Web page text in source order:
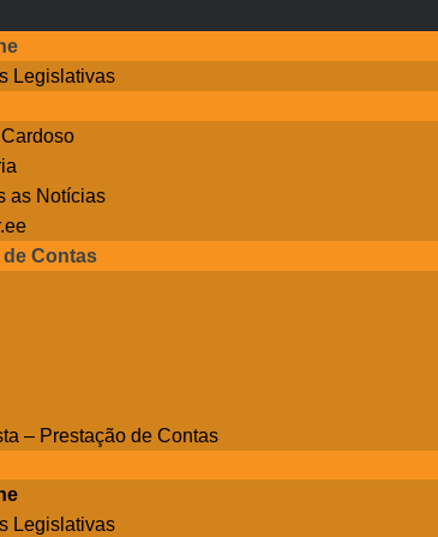
Legislativas
as Notícias
de Contas
– Prestação de Contas
Legislativas